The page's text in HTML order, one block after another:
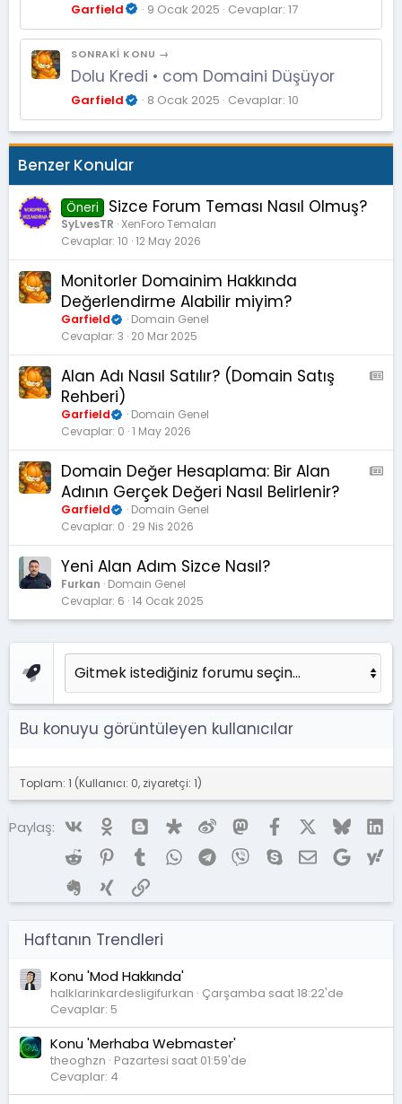
Garfield 9 Ocak 2025 Cevaplar: 17
SONRAKI KONU →
Dolu Kredi • com Domaini Düşüyor
Garfield 8 Ocak 2025 Cevaplar: 10
Benzer Konular
Öneri Sizce Forum Teması Nasıl Olmuş?
SyLvesTR XenForo Temaları
Cevaplar 10 12 May 2026
Monitorler Domainim Hakkında
Değerlendirme Alabilir miyim?
Garfield
Domain Genel
Cevaplar 3 20 Mar 2025
A
M
a
e
Alan Adı Nasıl Satılır? (Domain Satış
Rehberi)
Garfield
Domain Genel
Cevaplar 0 1 May 2026
A
M
l
e
Domain Değer Hesaplama: Bir Alan
Adının Gerçek Değeri Nasıl Belirlenir?
Garfield
Domain Genel
Cevaplar 0 29 Nis 2026
Yeni Alan Adım Sizce Nasıl?
Furkan Domain Genel
Cevaplar 6 14 Ocak 2025
Bu konuyu görüntüleyen kullanıcılar
Toplam: 1 (Kullanıcı: 0, ziyaretçi: 1)
Paylaş: Vk BloggerDiaspora
Weibo MastodonFacebookX (Twitter)
Bluesky
Reddit Pinterest
TumblrWhatsAppTelegram
ViberSkypeE-postaGoogle
Evernote
Xing Link
Haftanın Trendleri
Konu 'Mod Hakkında'
halklarinkardesligifurkan Çarşamba saat 18:22'de
Cevaplar: 5
Konu 'Merhaba Webmaster'
theoghzn Pazartesi saat 01:59'de
Cevaplar: 4